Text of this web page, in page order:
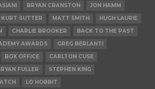
BRYAN CRANSTON
JON HAMM
KURT SUTTER MATT SMITH
HUGH LAURIE
CHARLIE BROOKER
BACK TO THE PAST
AWARDS
GREG BERLANTI
BOX OFFICE
CARLTON CUSE
FULLER
STEPHEN KING
LO HOBBIT